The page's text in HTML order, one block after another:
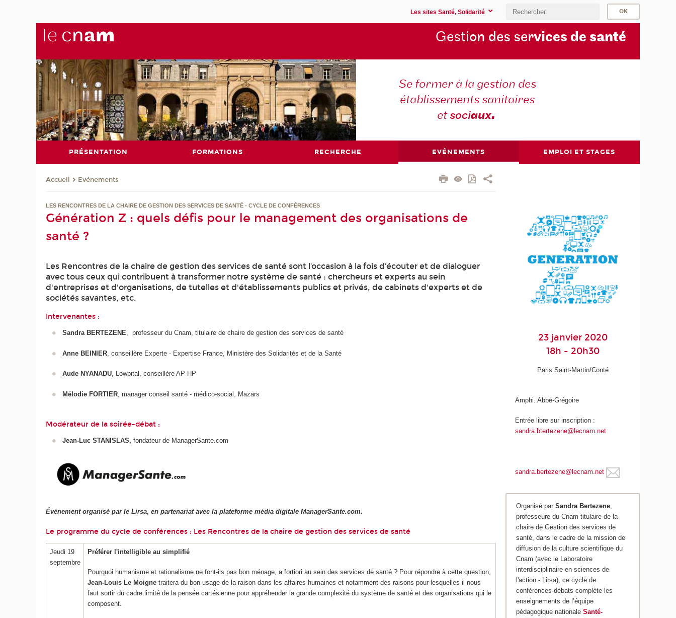
Les sites Santé, Solidarité
Gestion des services de santé
Se former à la gestion des
établissements sanitaires
etsociaux.
PRÉSENTATION FORMATIONS RECHERCHE EVÉNEMENTS EMPLOI ET STAGES
Accueil Evénements
LES RENCONTRES DE LA CHAIRE DE GESTION DES SERVICES DE SANTÉ - CYCLE DE CONFÉRENCES
Génération Z : quels défis pour le management des organisations de
santé ?
Les Rencontres de la chaire de gestion des services de santé sont l’occasion à la fois d’écouter et de dialoguer
avec tous ceux qui contribuent à transformer notre système de santé : chercheurs et experts au sein
d'entreprises et d'organisations, de tutelles et d'établissements publics et privés, de cabinets d'experts et de
sociétés savantes, etc.
Intervenantes :
Sandra BERTEZENE, professeur du Cnam, titulaire de chaire de gestion des services de santé
Anne BEINIER, conseillère Experte - Expertise France, Ministère des Solidarités et de la Santé
Aude NYANADU, Lowpital, conseillère AP-HP
Mélodie FORTIER, manager conseil santé - médico-social, Mazars
Modérateur de la soirée-débat :
Jean-Luc STANISLAS, fondateur de ManagerSante.com
Événement organisé par le Lirsa, en partenariat avec la plateforme média digitale ManagerSante.com.
Le programme du cycle de conférences : Les Rencontres de la chaire de gestion des services de santé
Jeudi 19
septembre
Préférer l'intelligible au simplifié
Pourquoi humanisme et rationalisme ne font-ils pas bon ménage, a fortiori au sein des services de santé ? Pour répondre à cette question,
Jean-Louis Le Moignetraitera du bon usage de la raison dans les affaires humaines et notamment des raisons pour lesquelles il nous
faut sortir du cadre limité de la pensée cartésienne pour appréhender la grande complexité du système de santé et des organisations qui le
composent.
23 janvier 2020
18h - 20h30
Paris Saint-Martin/Conté
Amphi. Abbé-Grégoire
Entrée libre sur inscription :
sandra.btertezene@lecnam.net
sandra.bertezene@lecnam.net
Organisé parSandra Bertezene,
professeure du Cnam titulaire de la
chaire de Gestion des services de
santé, dans le cadre de la mission de
diffusion de la culture scientifique du
Cnam (avec le Laboratoire
interdisciplinaire en sciences de
l'action - Lirsa), ce cycle de
conférences-débats complète les
enseignements de l’équipe
pédagogique nationaleSanté-